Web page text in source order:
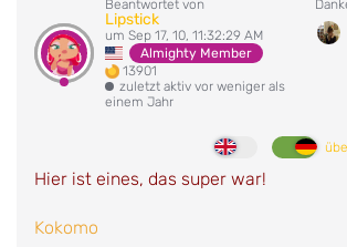
Beantwortet von
Lipstick
um Sep 17, 10, 11:32:29 AM
Almighty Member
13901
zuletzt aktiv vor weniger als
einem Jahr
Hier ist eines, das super war!
Kokomo